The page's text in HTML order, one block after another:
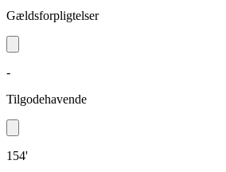
Gældsforpligtelser
-
Tilgodehavende
154'